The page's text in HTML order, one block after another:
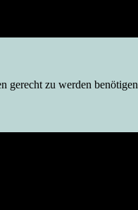
gerecht zu werden